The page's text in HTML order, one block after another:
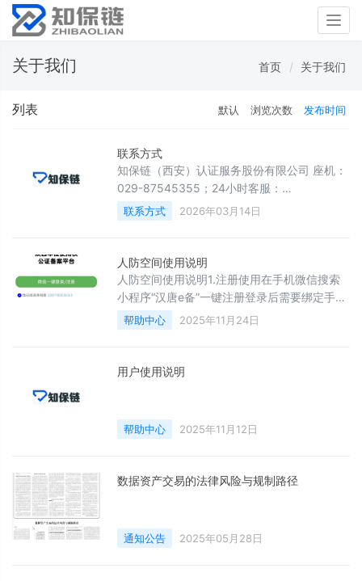
关于我们 首页 关于我们
列表 默认 浏览次数 发布时间
联系方式
知保链（西安）认证服务股份有限公司 座机：
029-87545355；24小时客服：
19292939798
联系方式 2026年03月14日
人防空间使用说明
人防空间使用说明1.注册使用在手机微信搜索
小程序“汉唐e备”一键注册登录后需要绑定手机
号和身份证。点击未实名进行实名认证 提交认
证后进行人脸识别即可正常使用。&
帮助中心 2025年11月24日
用户使用说明
帮助中心 2025年11月12日
数据资产交易的法律风险与规制路径
通知公告 2025年05月28日